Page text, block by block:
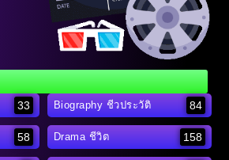
33 Biography ชีวประวัติ 84
58 Drama ชีวิต 158